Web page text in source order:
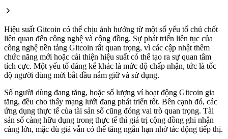
Hiệu suất Gitcoin có thể chịu ảnh hưởng từ một số yếu tố chủ chốt
liên quan đến công nghệ và cộng đồng. Sự phát triển liên tục của
công nghệ nền tảng Gitcoin rất quan trọng, vì các cập nhật thêm
chức năng mới hoặc cải thiện hiệu suất có thể tạo ra sự quan tâm
tích cực. Một yếu tố đáng kể khác là mức độ chấp nhận, tức là tốc
độ người dùng mới bắt đầu nắm giữ và sử dụng.
Số người dùng đang tăng, hoặc số lượng ví hoạt động Gitcoin gia
tăng, đều cho thấy mạng lưới đang phát triển tốt. Bên cạnh đó, các
ứng dụng thực tế của tài sản số cũng đóng vai trò quan trọng. Tài
sản số càng hữu dụng trong thực tế thì giá trị cộng đồng ghi nhận
càng lớn, mặc dù giá vẫn có thể tăng ngắn hạn nhờ tác động tiếp thị.